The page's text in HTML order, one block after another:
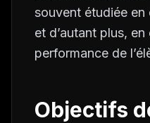
souvent étudiée
et d’autant plus,
performance de
Objectifs